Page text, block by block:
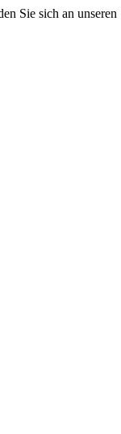
Sie sich an unseren